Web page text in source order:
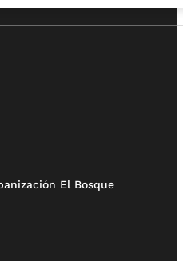
El Bosque